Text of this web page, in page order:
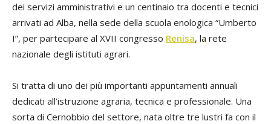
dei servizi amministrativi e un centinaio tra docenti e tecnici
arrivati ad Alba, nella sede della scuola enologica “Umberto
I”, per partecipare al XVII congresso Renisa, la rete
nazionale degli istituti agrari.
Si tratta di uno dei più importanti appuntamenti annuali
dedicati all’istruzione agraria, tecnica e professionale. Una
sorta di Cernobbio del settore, nata oltre tre lustri fa con il